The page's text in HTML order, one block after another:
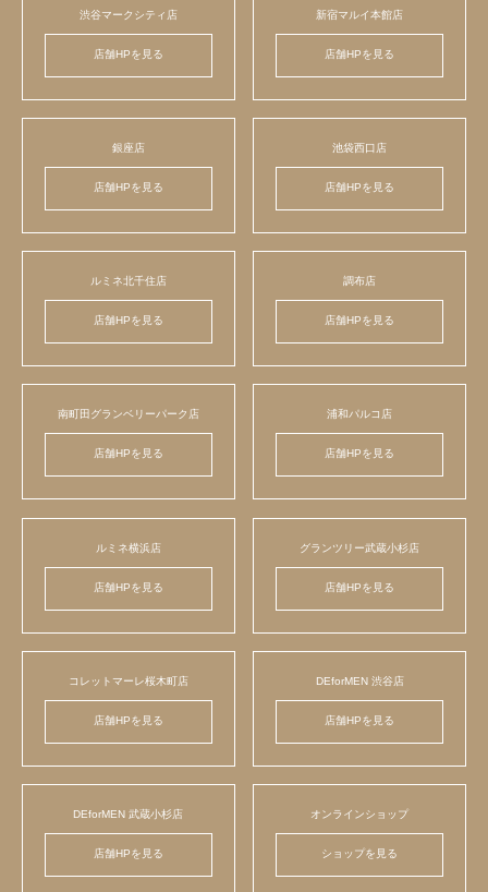
渋谷マークシティ店
店舗HPを見る
新宿マルイ本館店
店舗HPを見る
銀座店
店舗HPを見る
池袋西口店
店舗HPを見る
ルミネ北千住店
店舗HPを見る
調布店
店舗HPを見る
南町田グランベリーパーク店
店舗HPを見る
浦和パルコ店
店舗HPを見る
ルミネ横浜店
店舗HPを見る
グランツリー武蔵小杉店
店舗HPを見る
コレットマーレ桜木町店
店舗HPを見る
DEforMEN 渋谷店
店舗HPを見る
DEforMEN 武蔵小杉店
店舗HPを見る
オンラインショップ
ショップを見る